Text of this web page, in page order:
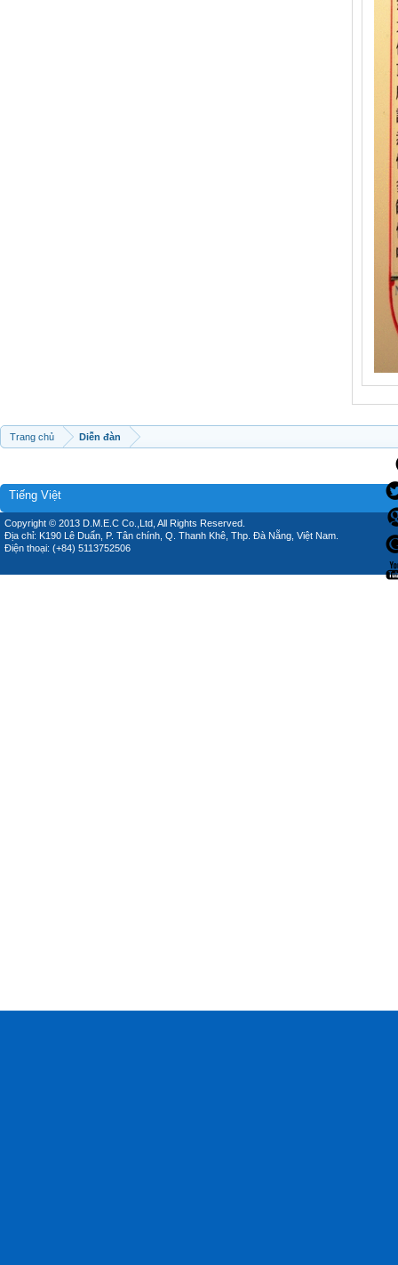
Trang chủ Diễn đàn
Tiếng Việt
Copyright © 2013 D.M.E.C Co.,Ltd, All Rights Reserved.
Địa chỉ: K190 Lê Duẩn, P. Tân chính, Q. Thanh Khê, Thp. Đà Nẵng, Việt Nam.
Điện thoại: (+84) 5113752506